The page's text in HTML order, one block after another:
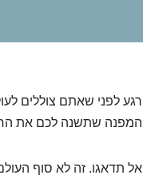
רגע לפני שאתם צוללים
המפנה שתשנה לכם את
אל תדאגו. זה לא סוף